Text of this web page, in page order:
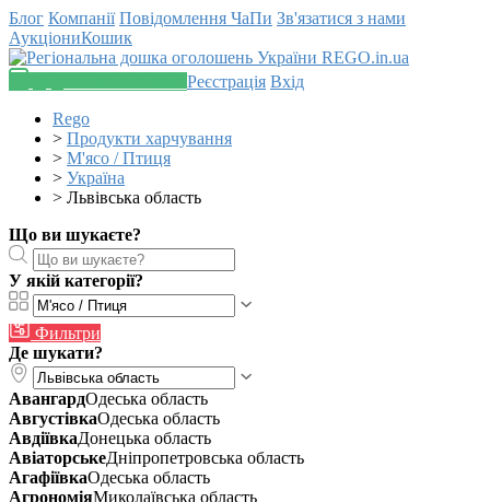
Блог Компанії Повідомлення ЧаПи Зв'язатися з нами
АукціониКошик
Реєстрація Вхід
Rego
> Продукти харчування
> М'ясо / Птиця
> Україна
> Львівська область
Що ви шукаєте?
У якій категорії?
Фильтри
Де шукати?
АвангардОдеська область
АвгустівкаОдеська область
АвдіївкаДонецька область
АвіаторськеДніпропетровська область
АгафіївкаОдеська область
АгрономіяМиколаївська область